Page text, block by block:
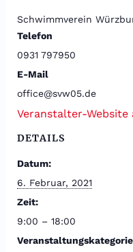
DETAILS
Datum:
6. Februar, 2021
Zeit:
9:00 – 18:00
Schwimmverein
Telefon
0931 797950
E-Mail
office@svw05.de
Veranstalter-Website